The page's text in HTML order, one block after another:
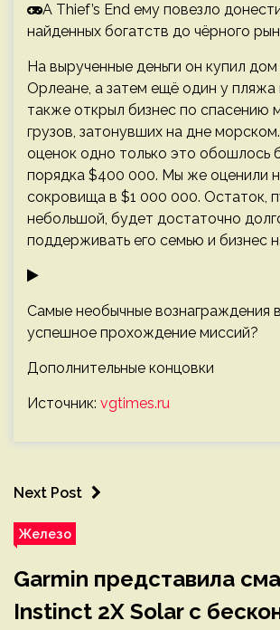
A Thief’s End ему повезло
найденных богатств до чёрного
На вырученные деньги он купил
Орлеане, а затем ещё один у пляжа
также открыл бизнес по спасению
грузов, затонувших на дне
оценок одно только это обошлось
порядка $400 000. Мы же оценили
сокровища в $1 000 000. Остаток,
небольшой, будет достаточно
поддерживать его семью и бизнес
Самые необычные вознаграждения
успешное прохождение миссий?
Дополнительные концовки
Источник: vgtimes.ru
Next Post
Железо
Garmin представила
Instinct 2X Solar с